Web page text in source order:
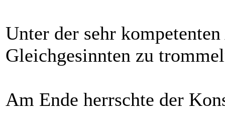
Unter der sehr
Gleichgesinnten zu
Am Ende herrschte der